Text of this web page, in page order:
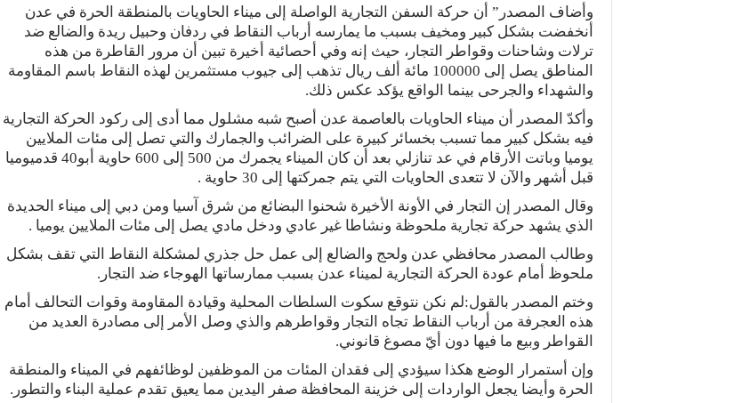
وأضاف المصدر” أن حركة السفن التجارية الواصلة إلى ميناء الحاويات بالمنطقة الحرة في عدن
أنخفضت بشكل كبير ومخيف بسبب ما يمارسه أرباب النقاط في ردفان وحبيل ريدة والضالع ضد
ترلات وشاحنات وقواطر التجار، حيث إنه وفي أحصائية أخيرة تبين أن مرور القاطرة من هذه
المناطق يصل إلى 100000 مائة ألف ريال تذهب إلى جيوب مستثمرين لهذه النقاط باسم المقاومة
والشهداء والجرحى بينما الواقع يؤكد عكس ذلك.
وأكدّ المصدر أن ميناء الحاويات بالعاصمة عدن أصبح شبه مشلول مما أدى إلى ركود الحركة التجارية
فيه بشكل كبير مما تسبب بخسائر كبيرة على الضرائب والجمارك والتي تصل إلى مئات الملايين
يوميا وباتت الأرقام في عد تنازلي بعد أن كان الميناء يجمرك من 500 إلى 600 حاوية أبو40 قدميوميا
قبل أشهر والآن لا تتعدى الحاويات التي يتم جمركتها إلى 30 حاوية .
وقال المصدر إن التجار في الأونة الأخيرة شحنوا البضائع من شرق آسيا ومن دبي إلى ميناء الحديدة
الذي يشهد حركة تجارية ملحوظة ونشاطا غير عادي ودخل مادي يصل إلى مئات الملايين يوميا .
وطالب المصدر محافظي عدن ولحج والضالع إلى عمل حل جذري لمشكلة النقاط التي تقف بشكل
ملحوظ أمام عودة الحركة التجارية لميناء عدن بسبب ممارساتها الهوجاء ضد التجار.
وختم المصدر بالقول:لم نكن نتوقع سكوت السلطات المحلية وقيادة المقاومة وقوات التحالف أمام
هذه العجرفة من أرباب النقاط تجاه التجار وقواطرهم والذي وصل الأمر إلى مصادرة العديد من
القواطر وبيع ما فيها دون أيّ مصوغ قانوني.
وإن أستمرار الوضع هكذا سيؤدي إلى فقدان المئات من الموظفين لوظائفهم في الميناء والمنطقة
الحرة وأيضا يجعل الواردات إلى خزينة المحافظة صفر اليدين مما يعيق تقدم عملية البناء والتطور.